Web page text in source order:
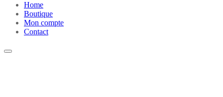
Home
Boutique
Mon compte
Contact